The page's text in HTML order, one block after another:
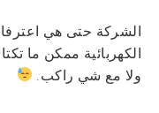
الشركة حتى هي
الكهربائية ممكن ما
ولا مع شي راكب.